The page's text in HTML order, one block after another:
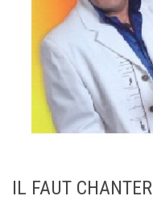
IL FAUT CHANTER